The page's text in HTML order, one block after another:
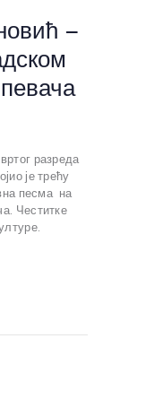
–
разреда
је трећу
песма на
Честитке